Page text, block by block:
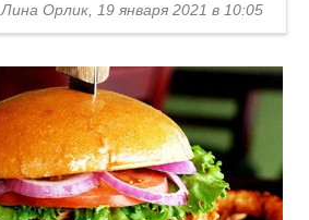
Лина Орлик, 19 января 2021 в 10:05